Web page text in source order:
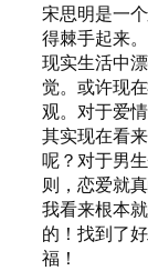
宋思明是一
得棘手起来。
现实生活中
觉。或许现
观。对于爱
其实现在看
呢？对于男
则，恋爱就
我看来根本
的！找到了
福！